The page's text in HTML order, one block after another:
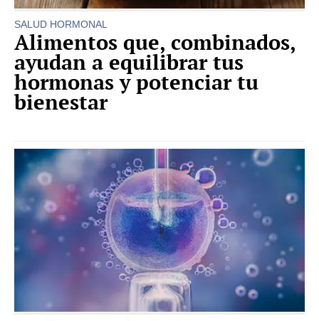
SALUD HORMONAL
Alimentos que, combinados,
ayudan a equilibrar tus
hormonas y potenciar tu
bienestar